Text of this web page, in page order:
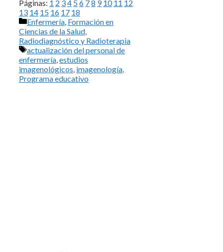
Páginas: 1 2 34 56 78 9 10 11 12
13 14 15 16 17 18
Categorías
Enfermería, Formación en
Ciencias de la Salud,
Radiodiagnóstico y Radioterapia
Etiquetas
actualización del personal de
enfermería,estudios
imagenológicos, imagenología,
Programa educativo